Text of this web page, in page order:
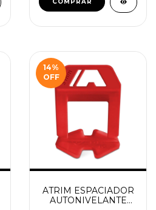
14%
OFF
ATRIM ESPACIADOR
AUTONIVELANTE